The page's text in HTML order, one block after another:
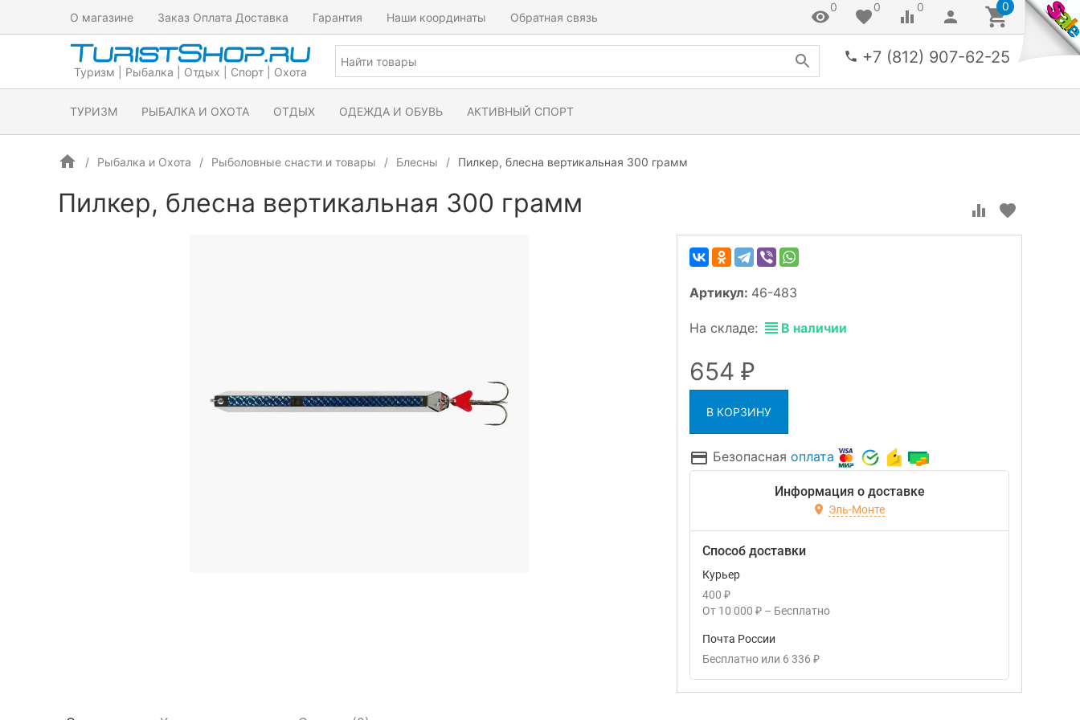
О магазине Заказ Оплата Доставка Гарантия Наши координаты Обратная связь
0 0 0 0
Туризм | Рыбалка | Отдых | Спорт | Охота
+7 (812) 907-62-25
ТУРИЗМ РЫБАЛКА И ОХОТА ОТДЫХ ОДЕЖДА И ОБУВЬ АКТИВНЫЙ СПОРТ
Рыбалка и Охота Рыболовные снасти и товары Блесны Пилкер, блесна вертикальная 300 грамм
Пилкер, блесна вертикальная 300 грамм
Артикул: 46-483
На складе: В наличии
654 ₽
В КОРЗИНУ
Безопасная оплата
Информация о доставке
Эль-Монте
Способ доставки
Курьер
400 ₽
От 10 000 ₽ – Бесплатно
Почта России
Бесплатно или 6 336 ₽